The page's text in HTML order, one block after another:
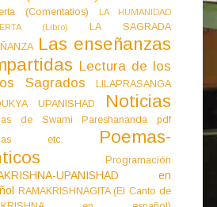
(Comentatios)
LA HUMANIDAD
(Libro)
LA SAGRADA
Las enseñanzas
Lectura de los
Sagrados
LILAPRASANGA
UPANISHAD
Noticias
de Swami Pareshananda pdf
etc.
Poemas-
Programación
UPANISHAD en
RAMAKRISHNAGITA (El Canto de